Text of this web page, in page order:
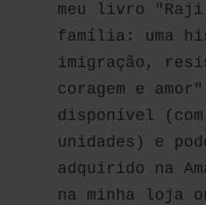
meu livro "Raji
família: uma
imigração,
coragem e
disponível (com
unidades) e
adquirido na
na minha loja